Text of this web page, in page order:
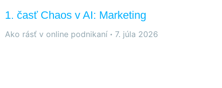
1. časť Chaos v AI: Marketing
Ako rásť v online podnikaní 7. júla 2026